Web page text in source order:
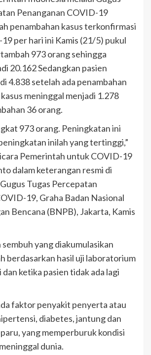
Penanganan COVID-19
penambahan kasus terkonfirmasi
per hari ini Kamis (21/5) pukul
973 orang sehingga
20.162 Sedangkan pasien
4.838 setelah ada penambahan
meninggal menjadi 1.278
36 orang.
973 orang. Peningkatan ini
inilah yang tertinggi,”
Pemerintah untuk COVID-19
dalam keterangan resmi di
Tugas Percepatan
19, Graha Badan Nasional
Bencana (BNPB), Jakarta, Kamis
yang diakumulasikan
berdasarkan hasil uji laboratorium
dan ketika pasien tidak ada lagi
faktor penyakit penyerta atau
diabetes, jantung dan
yang memperburuk kondisi
dunia.